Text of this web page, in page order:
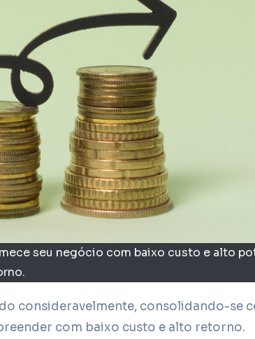
seu negócio com baixo custo e alto
com baixo custo e alto retorno.